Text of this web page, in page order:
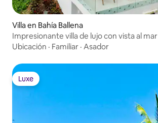
Villa en Bahía Ballena
Impresionante villa de lujo con vista al mar
Ubicación · Familiar · Asador
Luxe
Luxe